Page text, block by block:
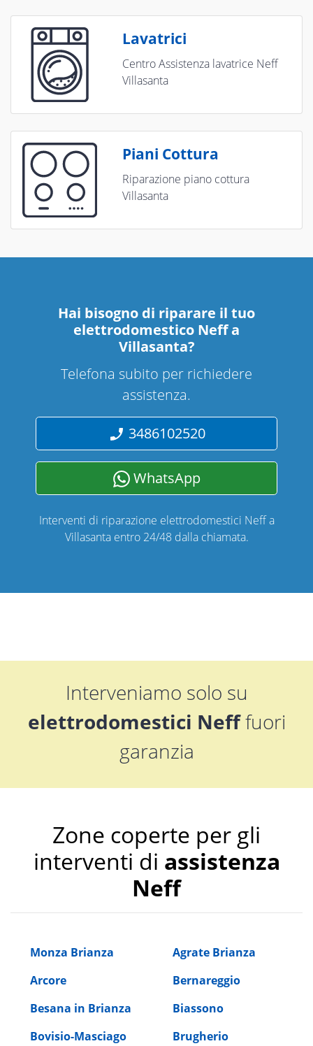
Lavatrici
Centro Assistenza lavatrice Neff
Villasanta
Piani Cottura
Riparazione piano cottura
Villasanta
Hai bisogno di riparare il tuo
elettrodomestico Neff a
Villasanta?
Telefona subito per richiedere
assistenza.
3486102520
WhatsApp
Interventi di riparazione elettrodomestici Neff a
Villasanta entro 24/48 dalla chiamata.
Interveniamo solo su
elettrodomestici Nefffuori
garanzia
Zone coperte per gli
interventi di assistenza
Neff
Monza Brianza
Agrate Brianza
Arcore
Bernareggio
Besana in Brianza
Biassono
Bovisio-Masciago
Brugherio